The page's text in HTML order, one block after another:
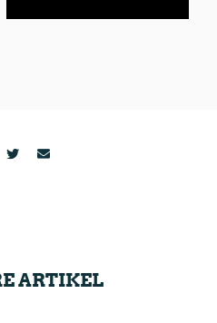
ARTIKEL